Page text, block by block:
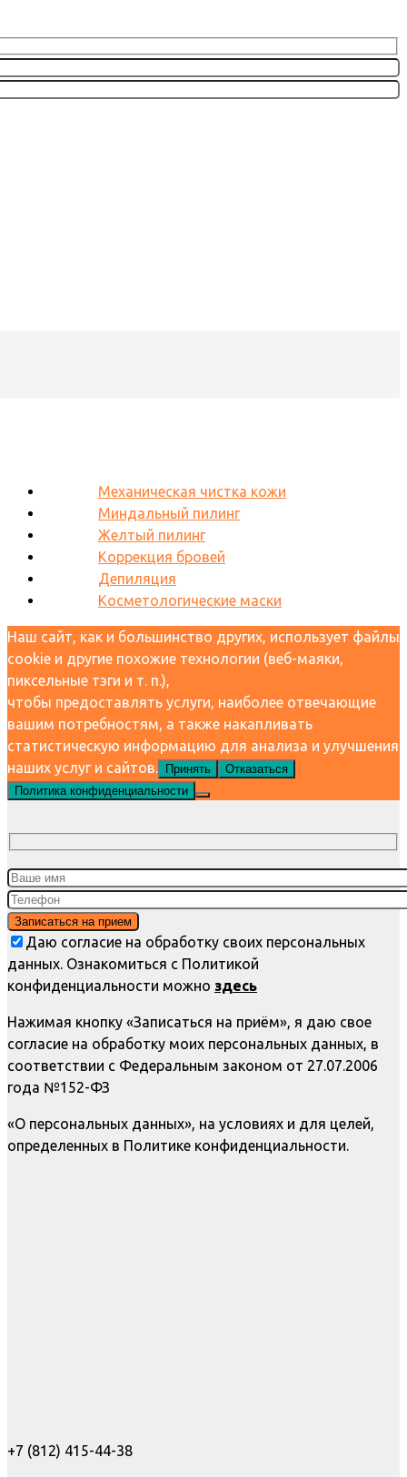
Механическая чистка кожи
Миндальный пилинг
Желтый пилинг
Коррекция бровей
Депиляция
Косметологические маски
Наш сайт, как и большинство других, использует файлы
cookie и другие похожие технологии (веб-маяки,
пиксельные тэги и т. п.),
чтобы предоставлять услуги, наиболее отвечающие
вашим потребностям, а также накапливать
статистическую информацию для анализа и улучшения
наших услуг и сайтов.
Принять
Отказаться
Политика конфиденциальности
Даю согласие на обработку своих персональных
данных. Ознакомиться с Политикой
конфиденциальности можно здесь
Нажимая кнопку «Записаться на приём», я даю свое
согласие на обработку моих персональных данных, в
соответствии с Федеральным законом от 27.07.2006
года №152-ФЗ
«О персональных данных», на условиях и для целей,
определенных в Политике конфиденциальности.
+7 (812) 415-44-38